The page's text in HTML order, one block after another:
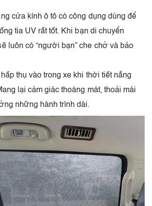
cửa kính ô tô có công dụng dùng để
tia UV rất tốt. Khi bạn di chuyển
luôn có “người bạn” che chở và bảo
thụ vào trong xe khi thời tiết nắng
lại cảm giác thoáng mát, thoải mái
những hành trình dài.